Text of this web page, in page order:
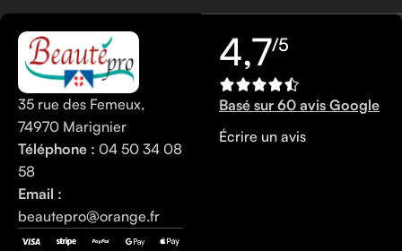
35 rue des Femeux,
74970 Marignier
Téléphone : 04 50 34 08
58
Email :
beautepro@orange.fr
4,7/5
Basé sur 60 avis Google
Écrire un avis